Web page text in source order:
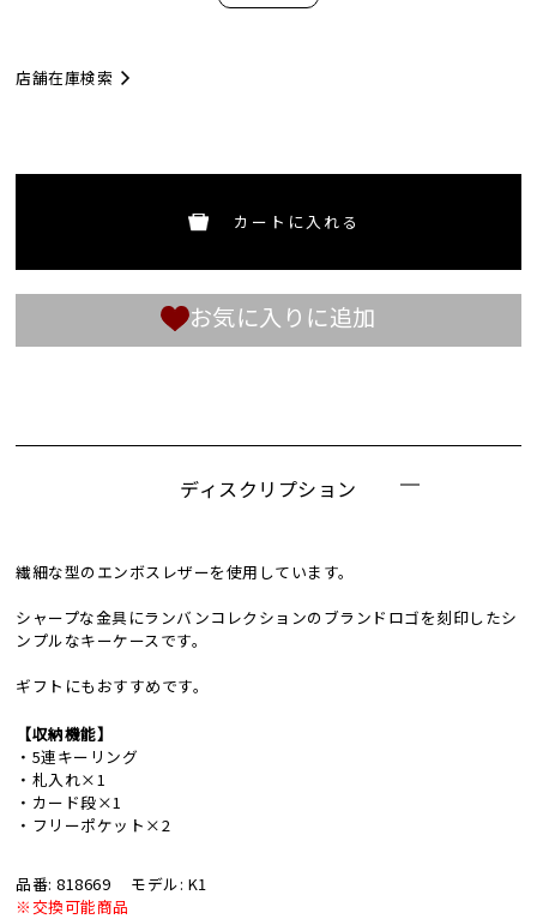
店舗在庫検索
カートに入れる
お気に入りに追加
ディスクリプション
繊細な型のエンボスレザーを使用しています。
シャープな金具にランバンコレクションのブランドロゴを刻印したシ
ンプルなキーケースです。
ギフトにもおすすめです。
【収納機能】
・5連キーリング
・札入れ×1
・カード段×1
・フリーポケット×2
品番: 818669
モデル: K1
※交換可能商品